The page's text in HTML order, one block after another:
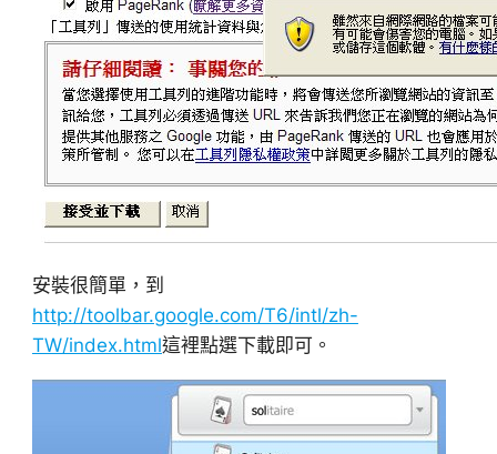
安裝很簡單，到
http://toolbar.google.com/T6/intl/zh-
TW/index.html這裡點選下載即可。